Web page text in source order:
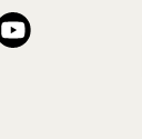
our YouTube channel